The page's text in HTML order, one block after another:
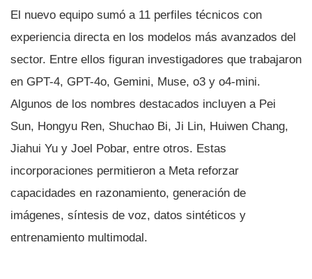
El nuevo equipo sumó a 11 perfiles técnicos con
experiencia directa en los modelos más avanzados del
sector. Entre ellos figuran investigadores que trabajaron
en GPT-4, GPT-4o, Gemini, Muse, o3 y o4-mini.
Algunos de los nombres destacados incluyen a Pei
Sun, Hongyu Ren, Shuchao Bi, Ji Lin, Huiwen Chang,
Jiahui Yu y Joel Pobar, entre otros. Estas
incorporaciones permitieron a Meta reforzar
capacidades en razonamiento, generación de
imágenes, síntesis de voz, datos sintéticos y
entrenamiento multimodal.